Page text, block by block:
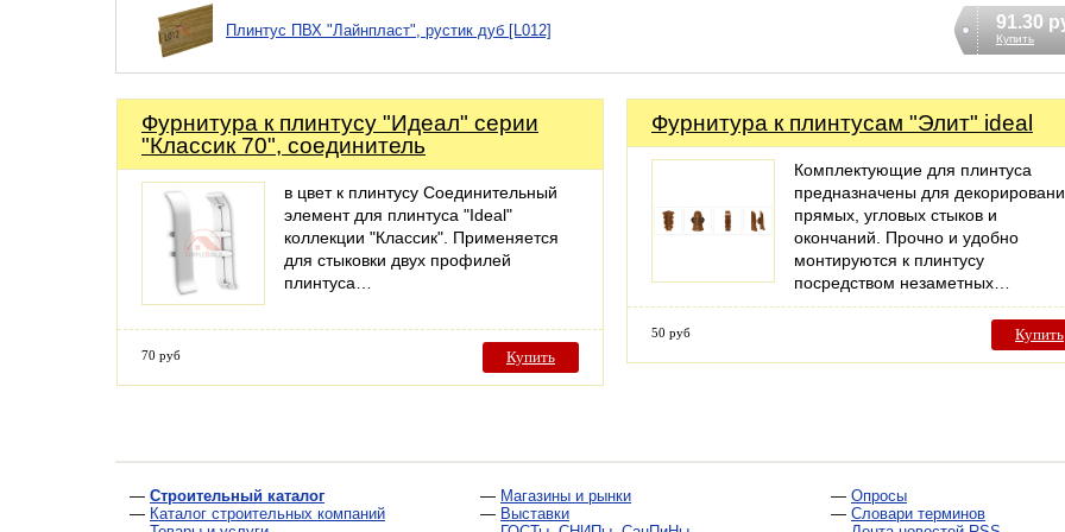
Плинтус ПВХ "Лайнпласт", рустик дуб [L012] 91.30
Купить
Фурнитура к плинтусу "Идеал" серии
"Классик 70", соединитель
в цвет к плинтусу Соединительный
элемент для плинтуса "Ideal"
коллекции "Классик". Применяется
для стыковки двух профилей
плинтуса…
70 руб Купить
Фурнитура к плинтусам "Элит" ideal
Комплектующие для плинтуса
предназначены для
прямых, угловых стыков и
окончаний. Прочно и удобно
монтируются к плинтусу
посредством незаметных…
50 руб Купить
— Строительный каталог
— Каталог строительных компаний
— Магазины и рынки
— Выставки
— Опросы
— Словари терминов